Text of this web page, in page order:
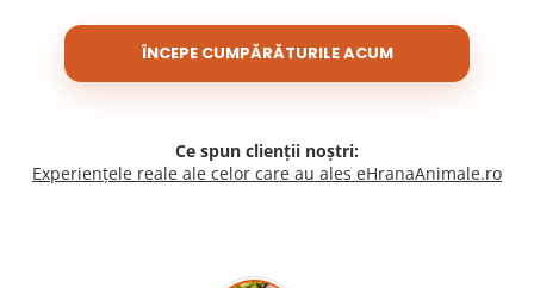
ÎNCEPE CUMPĂRĂTURILE ACUM
Ce spun clienții noștri:
Experiențele reale ale celor care au ales eHranaAnimale.ro